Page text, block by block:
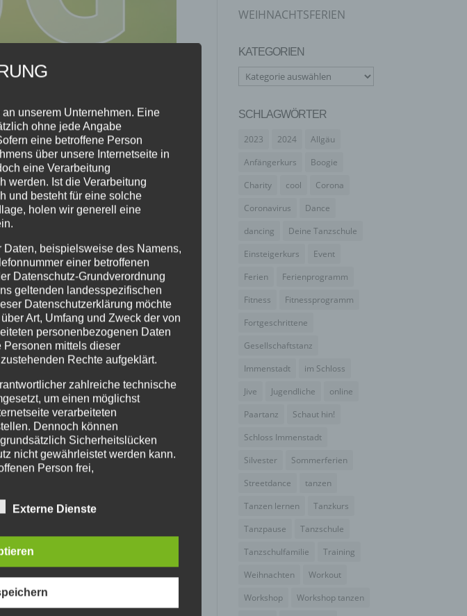
Wochenende gibt es
setzt auf die
Kunden und...
WEIHNACHTSFERIEN
KATEGORIEN
Kategorien
SCHLAGWÖRTER
2023 2024
Allgäu
Anfängerkurs
Boogie
Charity
cool
Corona
Coronavirus
Dance
dancing
Deine Tanzschule
Einsteigerkurs
Event
Ferien
Ferienprogramm
Fitness
Fitnessprogramm
Fortgeschrittene
Gesellschaftstanz
Immenstadt
im Schloss
Jive
Jugendliche
online
Paartanz
Schaut hin!
Schloss Immenstadt
Silvester
Sommerferien
Streetdance
tanzen
Tanzen lernen
Tanzkurs
Tanzpause
Tanzschule
Tanzschulfamilie
Training
Weihnachten
Workout
Workshop
Workshop tanzen
unserem Unternehmen. Eine
ohne jede Angabe
eine betroffene Person
über unsere Internetseite in
eine Verarbeitung
werden. Ist die Verarbeitung
und besteht für eine solche
holen wir generell eine
beispielsweise des Namens,
einer betroffenen
Datenschutz-Grundverordnung
geltenden landesspezifischen
Datenschutzerklärung möchte
Art, Umfang und Zweck der von
personenbezogenen Daten
Personen mittels dieser
Rechte aufgeklärt.
zahlreiche technische
um einen möglichst
verarbeiteten
Dennoch können
Sicherheitslücken
nicht gewährleistet werden kann.
Person frei,
Begrifflichkeiten, die durch den
beim Erlass der
verwendet wurden. Unsere
Externe Dienste